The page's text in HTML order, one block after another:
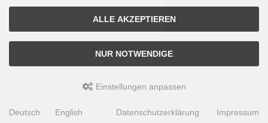
Sprachvariablen befinden sich in der Datei tpl_modified/lang/german/lang_german.custom.
modified eCommerce Shopsoftware © 2009-2026
ALLE AKZEPTIEREN
NUR NOTWENDIGE
Einstellungen anpassen
Deutsch English Datenschutzerklärung Impressum